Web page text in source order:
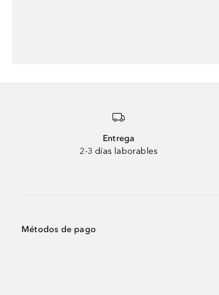
Entrega
2-3 días laborables
Métodos de pago